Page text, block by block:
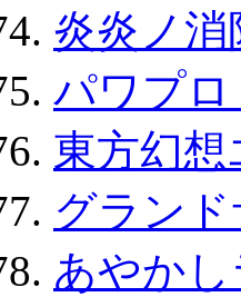
炎炎ノ消
パワプ
東方幻想
グラン
あやか